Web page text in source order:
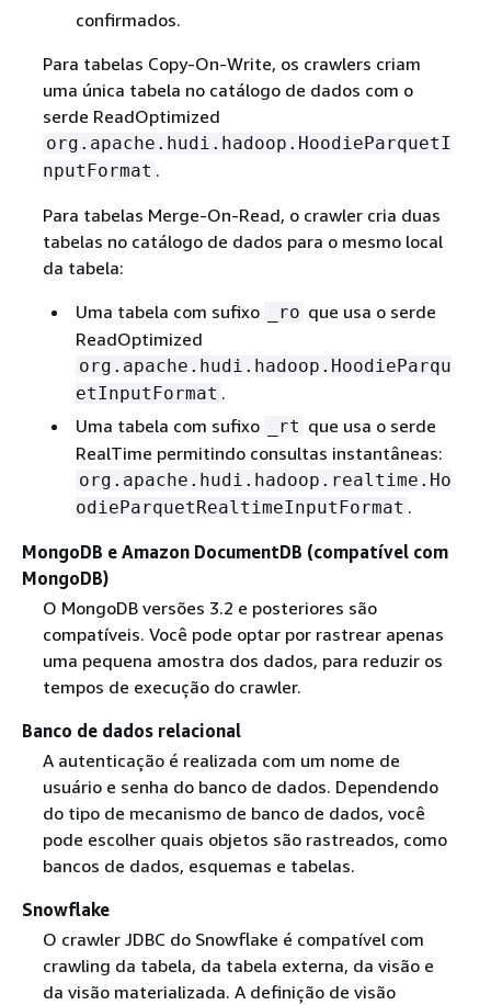
confirmados.
Para tabelas Copy-On-Write, os crawlers criam
uma única tabela no catálogo de dados com o
serde ReadOptimized
org.apache.hudi.hadoop.HoodieParquetI
nputFormat .
Para tabelas Merge-On-Read, o crawler cria duas
tabelas no catálogo de dados para o mesmo local
da tabela:
Uma tabela com sufixo
_ro que usa o serde
ReadOptimized
org.apache.hudi.hadoop.HoodieParqu
etInputFormat .
Uma tabela com sufixo
_rt que usa o serde
RealTime permitindo consultas instantâneas:
org.apache.hudi.hadoop.realtime.Ho
odieParquetRealtimeInputFormat .
MongoDB e Amazon DocumentDB (compatível com
MongoDB)
O MongoDB versões 3.2 e posteriores são
compatíveis. Você pode optar por rastrear apenas
uma pequena amostra dos dados, para reduzir os
tempos de execução do crawler.
Banco de dados relacional
A autenticação é realizada com um nome de
usuário e senha do banco de dados. Dependendo
do tipo de mecanismo de banco de dados, você
pode escolher quais objetos são rastreados, como
bancos de dados, esquemas e tabelas.
Snowflake
O crawler JDBC do Snowflake é compatível com
crawling da tabela, da tabela externa, da visão e
da visão materializada. A definição de visão